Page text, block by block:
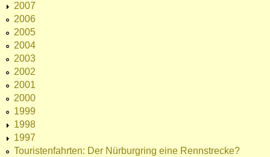
2007
2006
2005
2004
2003
2002
2001
2000
1999
1998
1997
Touristenfahrten: Der Nürburgring eine Rennstrecke?